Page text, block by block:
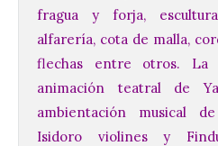
fragua y forja,
alfarería, cota de malla,
flechas entre otros.
animación teatral de
ambientación musical
Isidoro violines y